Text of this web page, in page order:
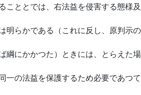
こととでは、右法益を侵害する態様及
明らかである（これに反し、原判示の
綱にかかつた）ときには、とらえた場
一の法益を保護するため必要であつて